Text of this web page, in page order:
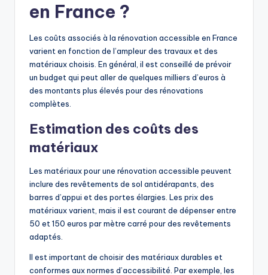
en France ?
Les coûts associés à la rénovation accessible en France
varient en fonction de l’ampleur des travaux et des
matériaux choisis. En général, il est conseillé de prévoir
un budget qui peut aller de quelques milliers d’euros à
des montants plus élevés pour des rénovations
complètes.
Estimation des coûts des
matériaux
Les matériaux pour une rénovation accessible peuvent
inclure des revêtements de sol antidérapants, des
barres d’appui et des portes élargies. Les prix des
matériaux varient, mais il est courant de dépenser entre
50 et 150 euros par mètre carré pour des revêtements
adaptés.
Il est important de choisir des matériaux durables et
conformes aux normes d’accessibilité. Par exemple, les